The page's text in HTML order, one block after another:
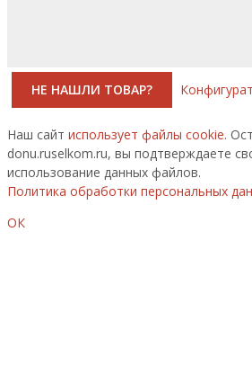
НЕ НАШЛИ ТОВАР?
Наш сайт использует файлы cookie.
donu.ruselkom.ru, вы подтверждаете
использование данных файлов.
Политика обработки персональных
ОК